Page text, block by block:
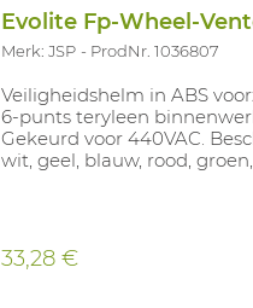
Evolite Fp-Wheel-
Merk: JSP ProdNr. 1036807
Veiligheidshelm in ABS
6-punts teryleen
Gekeurd voor 440VAC.
wit, geel, blauw, rood,
33,28 €